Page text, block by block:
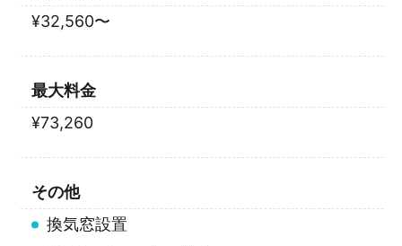
¥32,560〜
最大料金
¥73,260
その他
換気窓設置